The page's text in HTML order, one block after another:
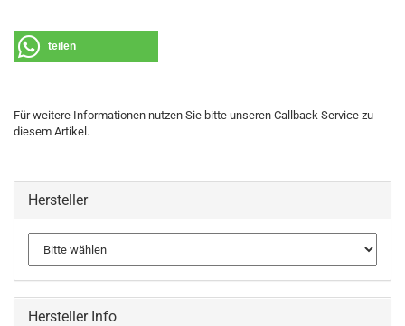
teilen
Für weitere Informationen nutzen Sie bitte unseren Callback Service zu
diesem Artikel.
Hersteller
Hersteller Info